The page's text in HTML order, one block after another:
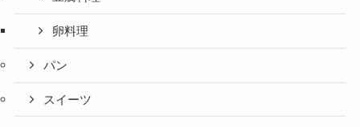
卵料理
パン
スイーツ